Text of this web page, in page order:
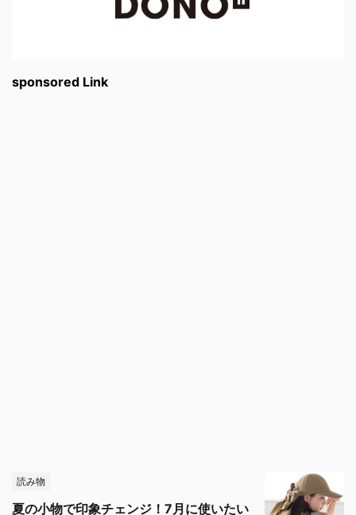
sponsored Link
読み物
夏の小物で印象チェンジ！7月に使いたい